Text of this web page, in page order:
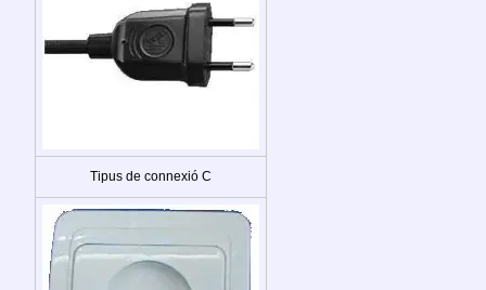
Tipus de connexió C